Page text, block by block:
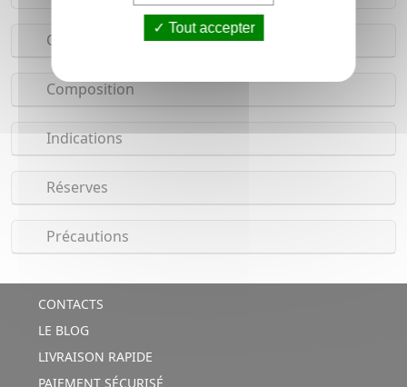
Conseils d'utilisation
Composition
Indications
Réserves
Précautions
CONTACTS
LE BLOG
LIVRAISON RAPIDE
PAIEMENT SÉCURISÉ
Tout accepter